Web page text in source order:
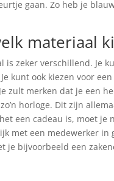
gaan. Zo heb je
materiaal
is zeker verschillend. Je
kunt ook kiezen voor
zult merken dat je een
horloge. Dit zijn
een cadeau is, moet
met een medewerker in
je bijvoorbeeld een